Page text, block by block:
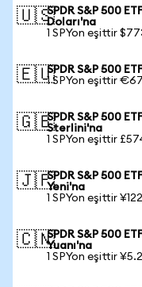
🇺🇸SPDR S&P 500
Doları'na
1 SPYon eşittir
🇪🇺SPDR S&P 500
1 SPYon eşittir
🇬🇧SPDR S&P 500
Sterlini'na
1 SPYon eşittir
🇯🇵SPDR S&P 500
Yeni'na
1 SPYon eşittir
🇨🇳SPDR S&P 500
Yuanı'na
1 SPYon eşittir